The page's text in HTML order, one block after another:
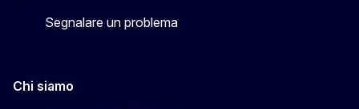
Segnalare un problema
Chi siamo